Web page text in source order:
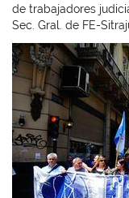
de trabajadores
Sec. Gral. de FE-
Imagen